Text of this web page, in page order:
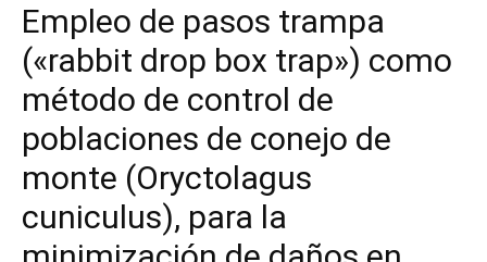
Empleo de pasos trampa
(«rabbit drop box trap») como
método de control de
poblaciones de conejo de
monte (Oryctolagus
cuniculus), para la